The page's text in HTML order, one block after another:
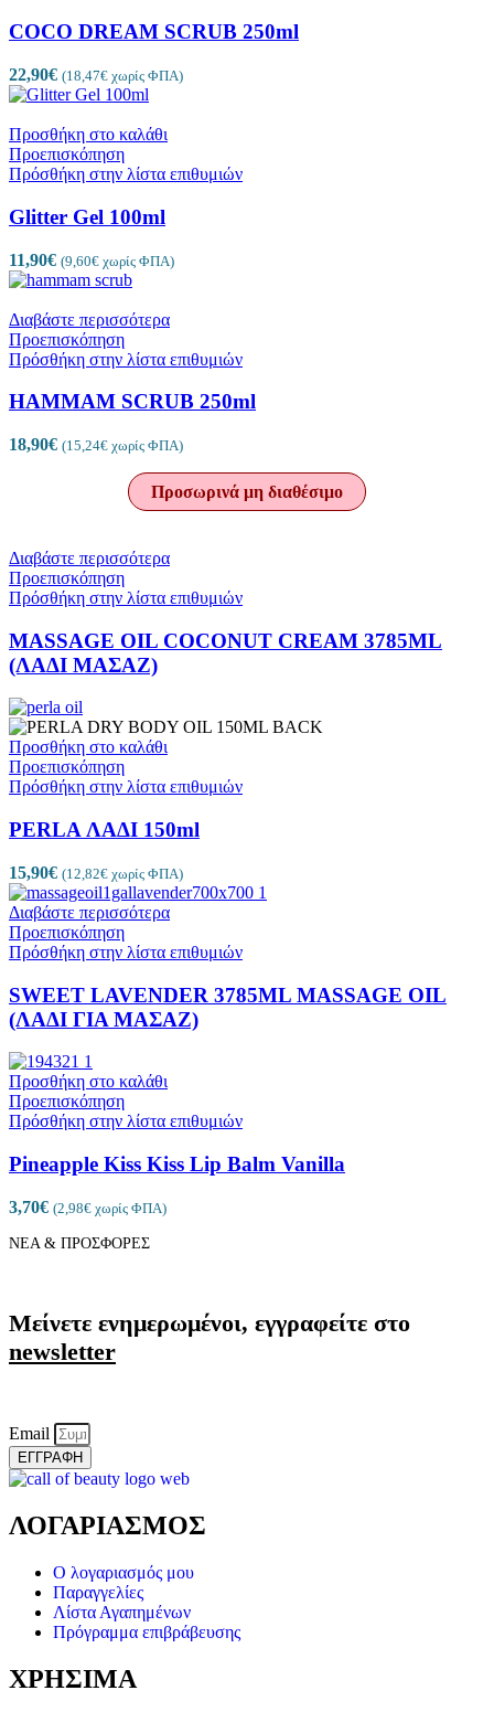
COCO DREAM SCRUB 250ml
22,90€ (18,47€ χωρίς ΦΠΑ)
Προσθήκη στο καλάθι
Προεπισκόπηση
Πρόσθήκη στην λίστα επιθυμιών
Glitter Gel 100ml
11,90€ (9,60€ χωρίς ΦΠΑ)
Διαβάστε περισσότερα
Προεπισκόπηση
Πρόσθήκη στην λίστα επιθυμιών
HAMMAM SCRUB 250ml
18,90€ (15,24€ χωρίς ΦΠΑ)
Προσωρινά μη διαθέσιμο
Διαβάστε περισσότερα
Προεπισκόπηση
Πρόσθήκη στην λίστα επιθυμιών
MASSAGE OIL COCONUT CREAM 3785ML
(ΛΑΔΙ ΜΑΣΑΖ)
Προσθήκη στο καλάθι
Προεπισκόπηση
Πρόσθήκη στην λίστα επιθυμιών
PERLA ΛΑΔΙ 150ml
15,90€ (12,82€ χωρίς ΦΠΑ)
Διαβάστε περισσότερα
Προεπισκόπηση
Πρόσθήκη στην λίστα επιθυμιών
SWEET LAVENDER 3785ML MASSAGE OIL
(ΛΑΔΙ ΓΙΑ ΜΑΣΑΖ)
Προσθήκη στο καλάθι
Προεπισκόπηση
Πρόσθήκη στην λίστα επιθυμιών
Pineapple Kiss Kiss Lip Balm Vanilla
3,70€ (2,98€ χωρίς ΦΠΑ)
ΝΕΑ & ΠΡΟΣΦΟΡΕΣ
Μείνετε ενημερωμένοι, εγγραφείτε στο
newsletter
Email
ΕΓΓΡΑΦΗ
ΛΟΓΑΡΙΑΣΜΟΣ
Ο λογαριασμός μου
Παραγγελίες
Λίστα Αγαπημένων
Πρόγραμμα επιβράβευσης
ΧΡΗΣΙΜΑ